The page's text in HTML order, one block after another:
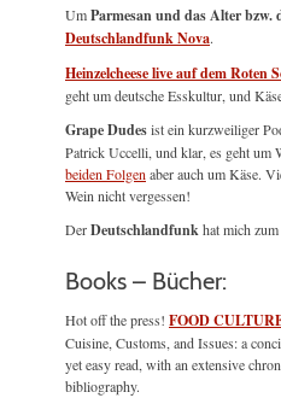
UmParmesan und das Alter bzw.
Deutschlandfunk Nova.
Heinzelcheese live auf dem Roten
geht um deutsche Esskultur, und
Grape Dudesist ein kurzweiliger
Patrick Uccelli, und klar, es geht um
beiden Folgen aber auch um Käse.
Wein nicht vergessen!
DerDeutschlandfunkhat mich zum
Books – Bücher:
Hot off the press! FOOD
Cuisine, Customs, and Issues: a
yet easy read, with an extensive
bibliography.